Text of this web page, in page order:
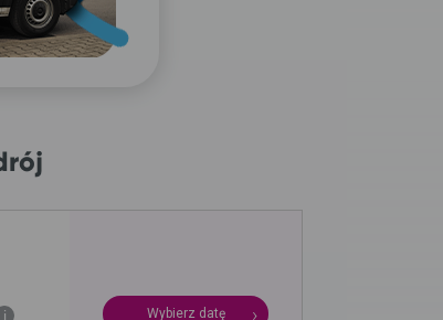
i Wybierz datę